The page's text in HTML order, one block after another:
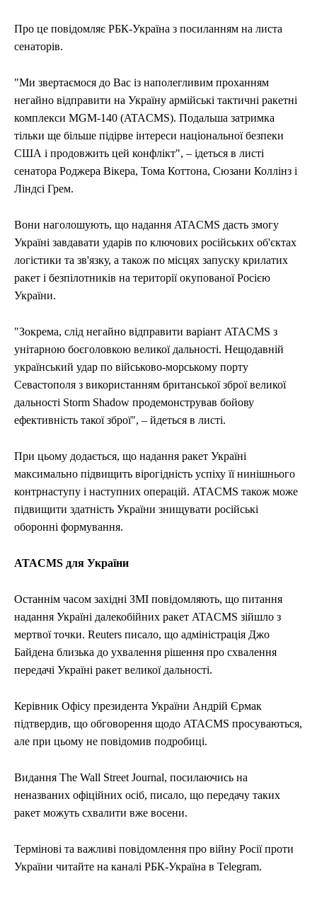
Про це повідомляє РБК-Україна з посиланням на листа
сенаторів.
"Ми звертаємося до Вас із наполегливим проханням
негайно відправити на Україну армійські тактичні ракетні
комплекси MGM-140 (ATACMS). Подальша затримка
тільки ще більше підірве інтереси національної безпеки
США і продовжить цей конфлікт", – ідеться в листі
сенатора Роджера Вікера, Тома Коттона, Сюзани Коллінз і
Ліндсі Грем.
Вони наголошують, що надання ATACMS дасть змогу
Україні завдавати ударів по ключових російських об'єктах
логістики та зв'язку, а також по місцях запуску крилатих
ракет і безпілотників на території окупованої Росією
України.
"Зокрема, слід негайно відправити варіант ATACMS з
унітарною боєголовкою великої дальності. Нещодавній
український удар по військово-морському порту
Севастополя з використанням британської зброї великої
дальності Storm Shadow продемонстрував бойову
ефективність такої зброї", – йдеться в листі.
При цьому додається, що надання ракет Україні
максимально підвищить вірогідність успіху її нинішнього
контрнаступу і наступних операцій. ATACMS також може
підвищити здатність України знищувати російські
оборонні формування.
ATACMS для України
Останнім часом західні ЗМІ повідомляють, що питання
надання Україні далекобійних ракет ATACMS зійшло з
мертвої точки. Reuters писало, що адміністрація Джо
Байдена близька до ухвалення рішення про схвалення
передачі Україні ракет великої дальності.
Керівник Офісу президента України Андрій Єрмак
підтвердив, що обговорення щодо ATACMS просуваються,
але при цьому не повідомив подробиці.
Видання The Wall Street Journal, посилаючись на
неназваних офіційних осіб, писало, що передачу таких
ракет можуть схвалити вже восени.
Термінові та важливі повідомлення про війну Росії проти
України читайте на каналі РБК-Україна в Telegram.